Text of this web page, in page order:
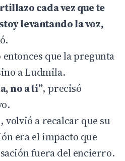
cada vez que te
levantando la voz,
que la pregunta
a Ludmila.
no a ti”, precisó
volvió a recalcar que su
era el impacto que
fuera del encierro.